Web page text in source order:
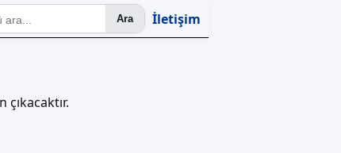
Ara İletişim